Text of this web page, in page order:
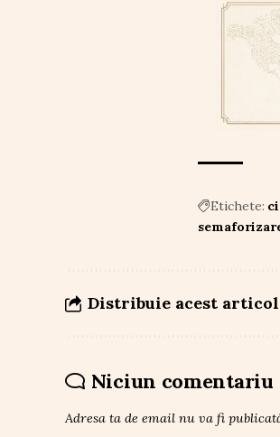
Etichete:
Distribuie acest articol
Niciun comentariu
Adresa ta de email nu va fi